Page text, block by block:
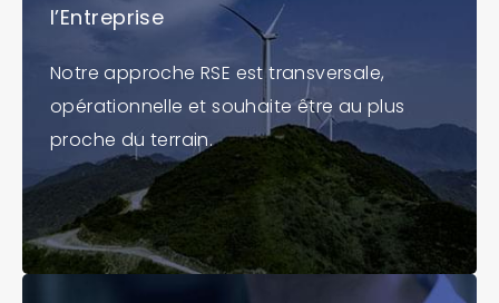
l’Entreprise
Notre approche RSE est transversale,
opérationnelle et souhaite être au plus
proche du terrain.